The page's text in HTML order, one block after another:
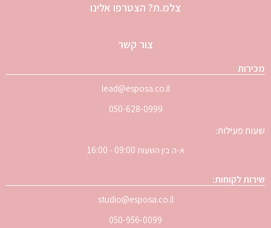
צלמ.ת? הצטרפו אלינו
צור קשר
מכירות
lead@esposa.co.il
050-628-0999
שעות פעילות:
א-ה בין השעות 09:00 - 16:00
שירות לקוחות:
studio@esposa.co.il
050-956-0099